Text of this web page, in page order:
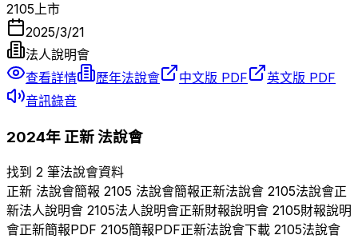
2105上市
2025/3/21
法人說明會
查看詳情
歷年法說會 中文版 PDF
英文版 PDF
音訊錄音
2024年 正新法說會
找到 2 筆法說會資料
正新 法說會簡報 2105 法說會簡報正新法說會 2105法說會正
新法人說明會 2105法人說明會正新財報說明會 2105財報說明
會正新簡報PDF 2105簡報PDF正新法說會下載 2105法說會